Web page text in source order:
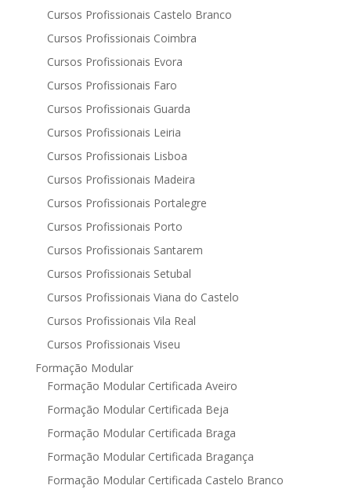
Cursos Profissionais Castelo Branco
Cursos Profissionais Coimbra
Cursos Profissionais Evora
Cursos Profissionais Faro
Cursos Profissionais Guarda
Cursos Profissionais Leiria
Cursos Profissionais Lisboa
Cursos Profissionais Madeira
Cursos Profissionais Portalegre
Cursos Profissionais Porto
Cursos Profissionais Santarem
Cursos Profissionais Setubal
Cursos Profissionais Viana do Castelo
Cursos Profissionais Vila Real
Cursos Profissionais Viseu
Formação Modular
Formação Modular Certificada Aveiro
Formação Modular Certificada Beja
Formação Modular Certificada Braga
Formação Modular Certificada Bragança
Formação Modular Certificada Castelo Branco